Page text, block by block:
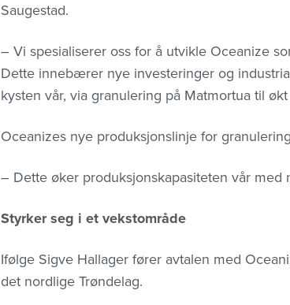
Saugestad.
– Vi spesialiserer oss for å utvikle Oceanize
Dette innebærer nye investeringer og
kysten vår, via granulering på Matmortua til
Oceanizes nye produksjonslinje for
– Dette øker produksjonskapasiteten vår med
Styrker seg i et vekstområde
Ifølge Sigve Hallager fører avtalen med
det nordlige Trøndelag.